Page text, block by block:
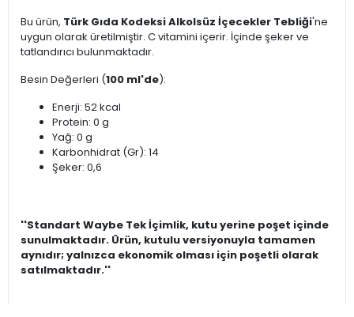
Bu ürün, Türk Gıda Kodeksi Alkolsüz İçecekler Tebliği'ne
uygun olarak üretilmiştir. C vitamini içerir. İçinde şeker ve
tatlandırıcı bulunmaktadır.
Besin Değerleri (100 ml'de):
Enerji: 52 kcal
Protein: 0 g
Yağ: 0 g
Karbonhidrat (Gr): 14
Şeker: 0,6
''Standart Waybe Tek İçimlik, kutu yerine poşet içinde
sunulmaktadır. Ürün, kutulu versiyonuyla tamamen
aynıdır; yalnızca ekonomik olması için poşetli olarak
satılmaktadır.''